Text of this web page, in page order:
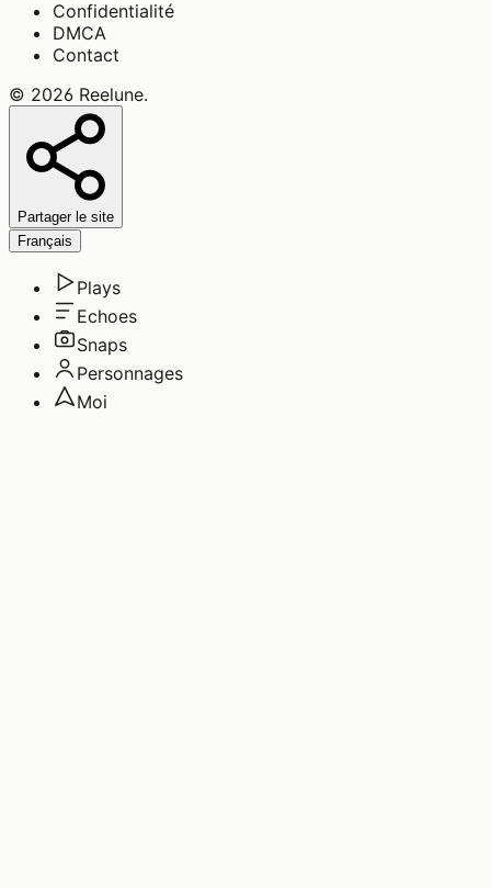
Confidentialité
DMCA
Contact
© 2026 Reelune.
Partager le site
Français
Plays
Echoes
Snaps
Personnages
Moi